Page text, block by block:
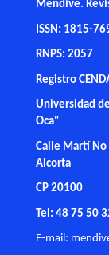
Mendive.
ISSN: 1815-
RNPS: 2057
Registro
Universidad
Oca"
Calle Martí
Alcorta
CP 20100
Tel: 48 75 50
E-mail: